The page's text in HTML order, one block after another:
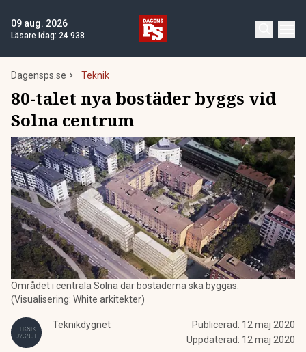
09 aug. 2026
Läsare idag: 24 938
Dagensps.se Teknik
80-talet nya bostäder byggs vid
Solna centrum
Området i centrala Solna där bostäderna ska byggas.
(Visualisering: White arkitekter)
Teknikdygnet Publicerad: 12 maj 2020
Uppdaterad: 12 maj 2020